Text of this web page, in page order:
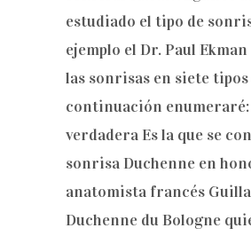
estudiado el tipo de
ejemplo el Dr. Paul
las sonrisas en siete tipos
continuación
verdadera Es la que se
sonrisa Duchenne en
anatomista francés
Duchenne du Bologne